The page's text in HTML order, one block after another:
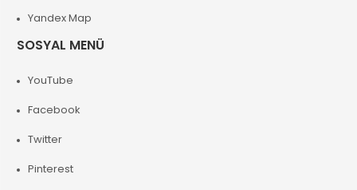
Yandex Map
SOSYAL MENÜ
YouTube
Facebook
Twitter
Pinterest